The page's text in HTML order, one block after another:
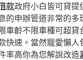
款政府小白皆可貸提
的申辦管道非常的
車齡不限車種可超
快速。當然寵愛懶
率高你為您解說改造